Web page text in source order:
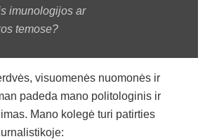
imunologijos ar
temose?
visuomenės nuomonės ir
padeda mano politologinis ir
Mano kolegė turi patirties